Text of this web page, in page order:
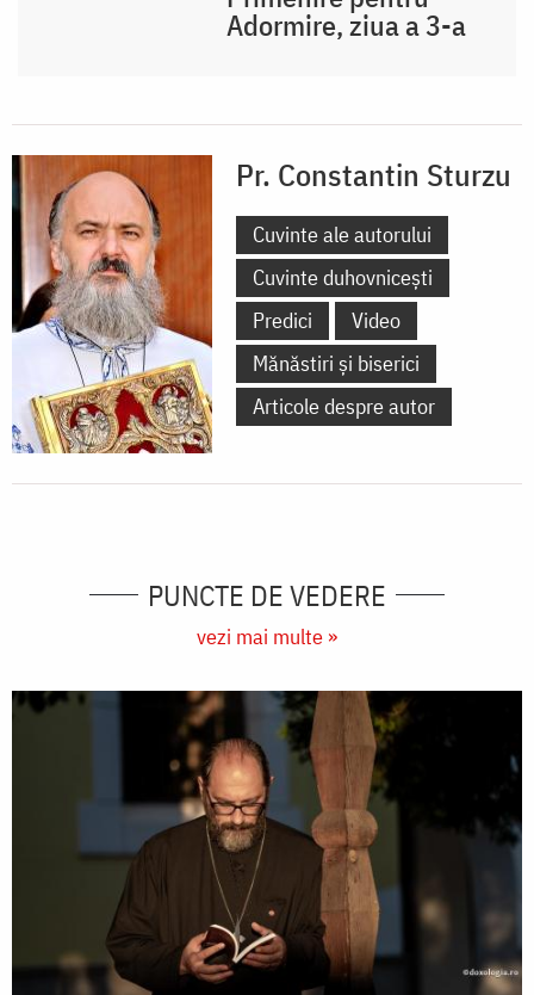
Adormire, ziua a 3-a
Pr. Constantin Sturzu
Cuvinte ale autorului
Cuvinte duhovnicești
Predici
Video
Mănăstiri și biserici
Articole despre autor
PUNCTE DE VEDERE
vezi mai multe »